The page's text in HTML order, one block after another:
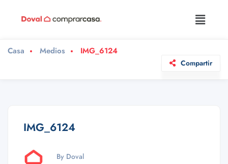
Casa Medios IMG_6124
Compartir
IMG_6124
By Doval